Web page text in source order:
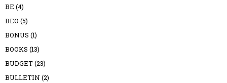
BE (4)
BEO (5)
BONUS (1)
BOOKS (13)
BUDGET(23)
BULLETIN (2)